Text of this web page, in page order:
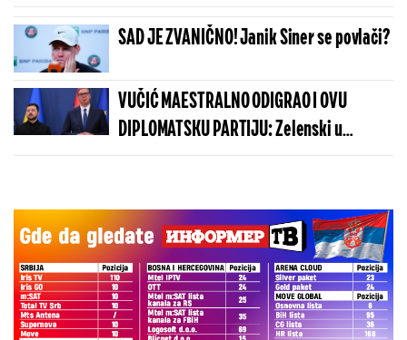
SAD JE ZVANIČNO! Janik Siner se povlači?
VUČIĆ MAESTRALNO ODIGRAO I OVU
DIPLOMATSKU PARTIJU: Zelenski u
Beogradu potvrdio - Kosovo je Srbija